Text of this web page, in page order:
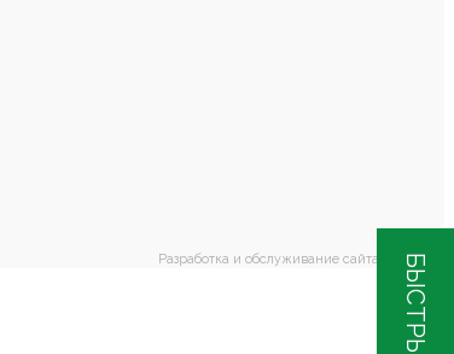
Разработка и обслуживание сайта НАНОТОК